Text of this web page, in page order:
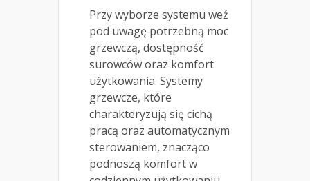
Przy wyborze systemu weź
pod uwagę potrzebną moc
grzewczą, dostępność
surowców oraz komfort
użytkowania. Systemy
grzewcze, które
charakteryzują się cichą
pracą oraz automatycznym
sterowaniem, znacząco
podnoszą komfort w